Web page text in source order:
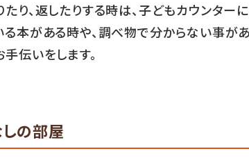
り、返したりする時は、子どもカウンターに
る本がある時や、調べ物で分からない事が
伝いをします。
の部屋